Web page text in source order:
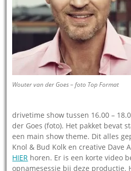
Wouter van der Goes – foto Top Format
drivetime show tussen 16.00 –
der Goes (foto). Het pakket bevat
een main show theme. Dit alles
Knol & Bud Kolk en creative Dave
HIER horen. Er is een korte video
opnamesessie bij deze productie.